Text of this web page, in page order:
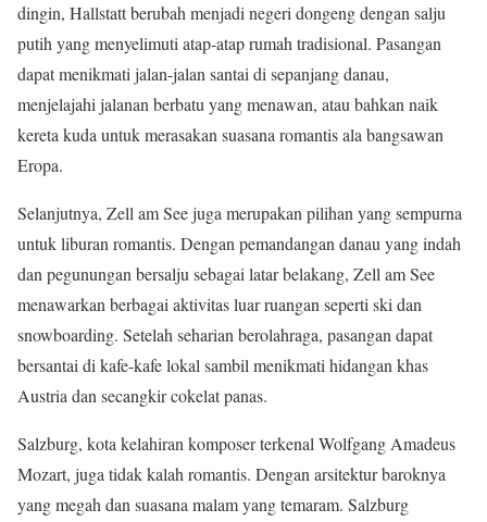
dingin, Hallstatt berubah menjadi negeri dongeng dengan salju
putih yang menyelimuti atap-atap rumah tradisional. Pasangan
dapat menikmati jalan-jalan santai di sepanjang danau,
menjelajahi jalanan berbatu yang menawan, atau bahkan naik
kereta kuda untuk merasakan suasana romantis ala bangsawan
Eropa.
Selanjutnya, Zell am See juga merupakan pilihan yang sempurna
untuk liburan romantis. Dengan pemandangan danau yang indah
dan pegunungan bersalju sebagai latar belakang, Zell am See
menawarkan berbagai aktivitas luar ruangan seperti ski dan
snowboarding. Setelah seharian berolahraga, pasangan dapat
bersantai di kafe-kafe lokal sambil menikmati hidangan khas
Austria dan secangkir cokelat panas.
Salzburg, kota kelahiran komposer terkenal Wolfgang Amadeus
Mozart, juga tidak kalah romantis. Dengan arsitektur baroknya
yang megah dan suasana malam yang temaram. Salzburg